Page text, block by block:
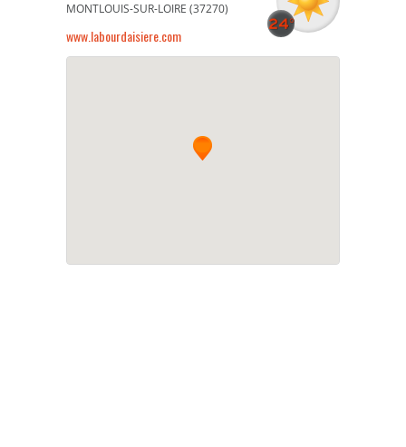
MONTLOUIS-SUR-LOIRE (37270)
www.labourdaisiere.com